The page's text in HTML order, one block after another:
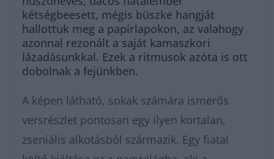
kétségbeesett, mégis büszke hangját
hallottuk meg a papírlapokon, az valahogy
azonnal rezonált a saját kamaszkori
lázadásunkkal. Ezek a ritmusok azóta is ott
dobolnak a fejünkben.
A képen látható, sokak számára ismerős
versrészlet pontosan egy ilyen kortalan,
zseniális alkotásból származik. Egy fiatal